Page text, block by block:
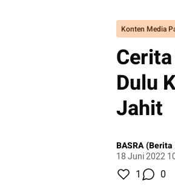
Konten Media
Dulu
Jahit
BASRA
18 Juni 2022
1 0